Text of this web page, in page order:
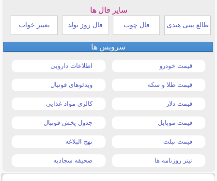
سایر فال ها
طالع بینی هندی فال چوب فال روز تولد تعبیر خواب
سرویس ها
قیمت خودرو اطلاعات دارویی
قیمت طلا و سکه ویدئوهای فوتبال
قیمت دلار کالری مواد غذایی
قیمت موبایل جدول پخش فوتبال
قیمت تبلت نهج البلاغه
تیتر روزنامه ها صحیفه سجادیه